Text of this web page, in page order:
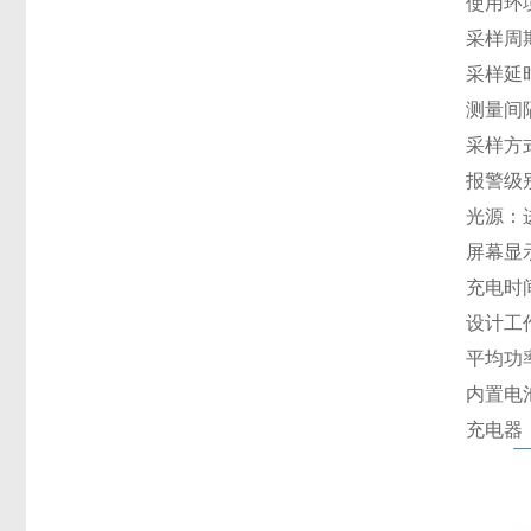
采样周
采样延
测量间
采样方
报警级
光源：
屏幕显
充电时
设计工
平均功
内置电
充电器